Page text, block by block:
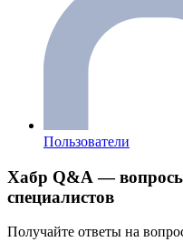
Пользователи
Хабр Q&A —
специалистов
Получайте ответы на